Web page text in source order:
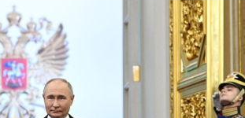
كما تحدثت في برنامج تلفزيوني عن الصعوبات
الأطفال المرضى في غزة ليحصلوا على إذن
أطفالهم في مستشفيات القدس الشرقية
وكانت نائبة السفير الإسرائيلي في المملكة
لي، مشاركة في البرنامج، ودعت ألين-خان إلى
الإسرائيلية لمتابعة النقاش.